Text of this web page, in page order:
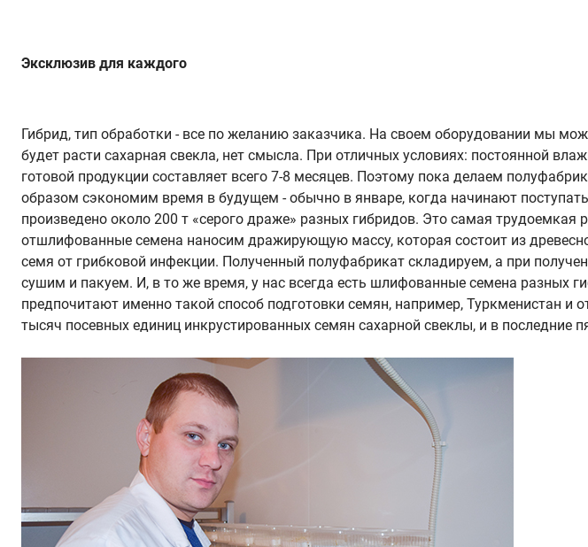
Эксклюзив для каждого
Гибрид, тип обработки - все по желанию заказчика. На своем оборудовании мы
будет расти сахарная свекла, нет смысла. При отличных условиях: постоянной
готовой продукции составляет всего 7-8 месяцев. Поэтому пока делаем
образом сэкономим время в будущем - обычно в январе, когда начинают
произведено около 200 т «серого драже» разных гибридов. Это самая
отшлифованные семена наносим дражирующую массу, которая состоит из
семя от грибковой инфекции. Полученный полуфабрикат складируем, а при
сушим и пакуем. И, в то же время, у нас всегда есть шлифованные семена разных
предпочитают именно такой способ подготовки семян, например, Туркменистан
тысяч посевных единиц инкрустированных семян сахарной свеклы, и в